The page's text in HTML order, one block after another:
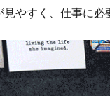
やすく、仕事に必